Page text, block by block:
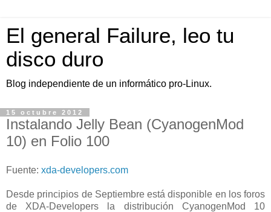
El general Failure, leo tu
disco duro
Blog independiente de un informático pro-Linux.
15 octubre 2012
Instalando Jelly Bean (CyanogenMod
10) en Folio 100
Fuente: xda-developers.com
Desde principios de Septiembre está disponible en los foros
de XDA-Developers la distribución CyanogenMod 10